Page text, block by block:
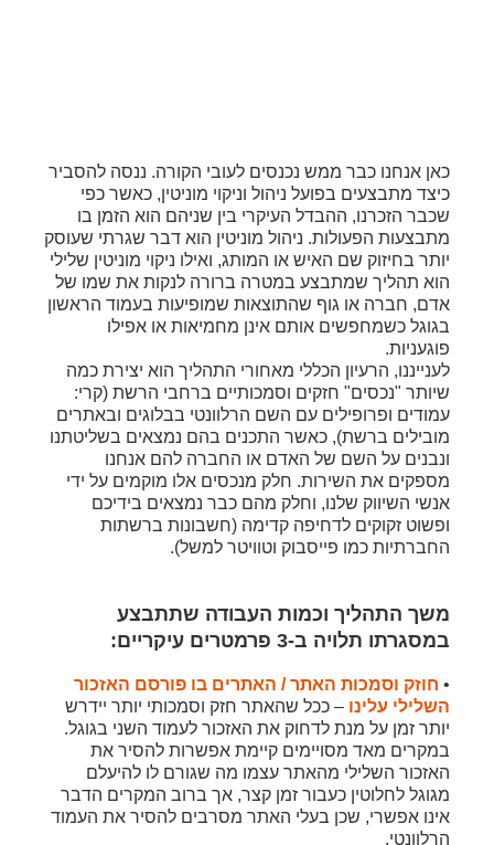
כאן אנחנו כבר ממש נכנסים לעובי הקורה. ננסה להסביר
כיצד מתבצעים בפועל ניהול וניקוי מוניטין, כאשר כפי
שכבר הזכרנו, ההבדל העיקרי בין שניהם הוא הזמן בו
מתבצעות הפעולות. ניהול מוניטין הוא דבר שגרתי שעוסק
יותר בחיזוק שם האיש או המותג, ואילו ניקוי מוניטין שלילי
הוא תהליך שמתבצע במטרה ברורה לנקות את שמו של
אדם, חברה או גוף שהתוצאות שמופיעות בעמוד הראשון
בגוגל כשמחפשים אותם אינן מחמיאות או אפילו
פוגעניות.
לענייננו, הרעיון הכללי מאחורי התהליך הוא יצירת כמה
שיותר "נכסים" חזקים וסמכותיים ברחבי הרשת (קרי:
עמודים ופרופילים עם השם הרלוונטי בבלוגים ובאתרים
מובילים ברשת), כאשר התכנים בהם נמצאים בשליטתנו
ונבנים על השם של האדם או החברה להם אנחנו
מספקים את השירות. חלק מנכסים אלו מוקמים על ידי
אנשי השיווק שלנו, וחלק מהם כבר נמצאים בידיכם
ופשוט זקוקים לדחיפה קדימה (חשבונות ברשתות
החברתיות כמו פייסבוק וטוויטר למשל).
משך התהליך וכמות העבודה שתתבצע
במסגרתו תלויה ב-3 פרמטרים עיקריים:
• חוזק וסמכות האתר / האתרים בו פורסם האזכור
השלילי עלינו – ככל שהאתר חזק וסמכותי יותר יידרש
יותר זמן על מנת לדחוק את האזכור לעמוד השני בגוגל.
במקרים מאד מסויימים קיימת אפשרות להסיר את
האזכור השלילי מהאתר עצמו מה שגורם לו להיעלם
מגוגל לחלוטין כעבור זמן קצר, אך ברוב המקרים הדבר
אינו אפשרי, שכן בעלי האתר מסרבים להסיר את העמוד
הרלוונטי.